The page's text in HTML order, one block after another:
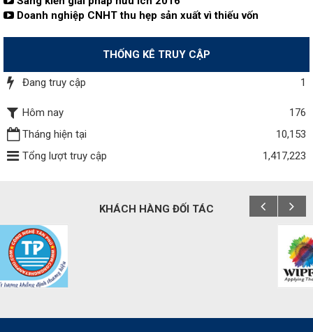
Doanh nghiệp CNHT thu hẹp sản xuất vì thiếu vốn
THỐNG KÊ TRUY CẬP
Đang truy cập 1
Hôm nay
176
Tháng hiện tại
10,153
Tổng lượt truy cập
1,417,223
KHÁCH HÀNG ĐỐI TÁC